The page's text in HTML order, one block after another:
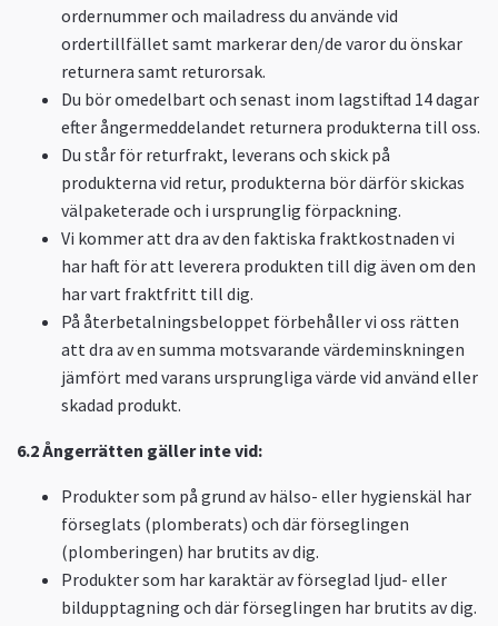
ordernummer och mailadress du använde vid
ordertillfället samt markerar den/de varor du önskar
returnera samt returorsak.
Du bör omedelbart och senast inom lagstiftad 14 dagar
efter ångermeddelandet returnera produkterna till oss.
Du står för returfrakt, leverans och skick på
produkterna vid retur, produkterna bör därför skickas
välpaketerade och i ursprunglig förpackning.
Vi kommer att dra av den faktiska fraktkostnaden vi
har haft för att leverera produkten till dig även om den
har vart fraktfritt till dig.
På återbetalningsbeloppet förbehåller vi oss rätten
att dra av en summa motsvarande värdeminskningen
jämfört med varans ursprungliga värde vid använd eller
skadad produkt.
6.2Ångerrätten gäller inte vid:
Produkter som på grund av hälso- eller hygienskäl har
förseglats (plomberats) och där förseglingen
(plomberingen) har brutits av dig.
Produkter som har karaktär av förseglad ljud- eller
bildupptagning och där förseglingen har brutits av dig.